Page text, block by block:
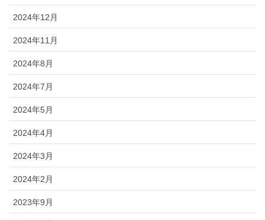
2024年12月
2024年11月
2024年8月
2024年7月
2024年5月
2024年4月
2024年3月
2024年2月
2023年9月